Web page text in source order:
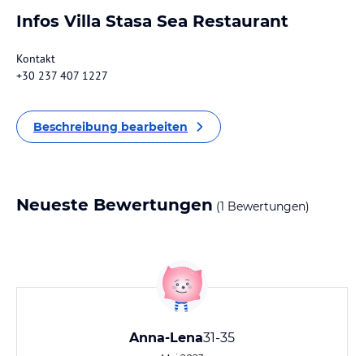
Infos Villa Stasa Sea Restaurant
Kontakt
+30 237 407 1227
Beschreibung bearbeiten
Neueste Bewertungen (1 Bewertungen)
Anna-Lena31-35